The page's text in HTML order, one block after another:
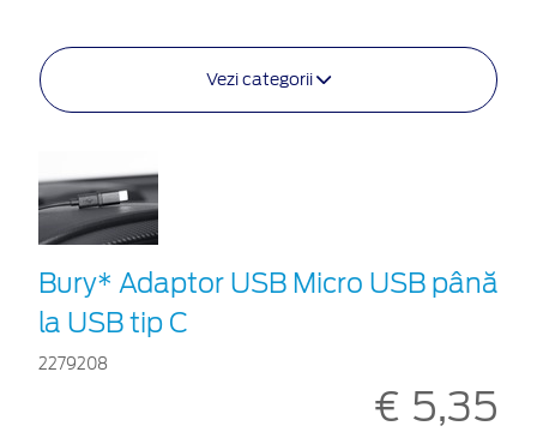
Vezi categorii
Bury* Adaptor USB Micro USB până
la USB tip C
2279208
€ 5,35